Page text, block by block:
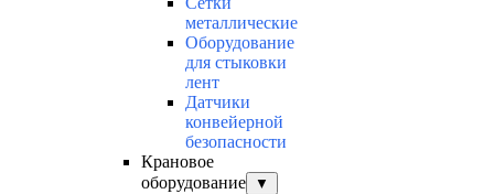
металлические
Оборудование
для стыковки
лент
Датчики
конвейерной
безопасности
Крановое
оборудование
▼